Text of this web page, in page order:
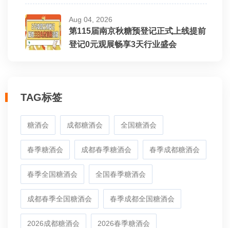
Aug 04, 2026
第115届南京秋糖预登记正式上线提前
登记0元观展畅享3天行业盛会
TAG标签
糖酒会 成都糖酒会 全国糖酒会
春季糖酒会 成都春季糖酒会 春季成都糖酒会
春季全国糖酒会 全国春季糖酒会
成都春季全国糖酒会 春季成都全国糖酒会
2026成都糖酒会 2026春季糖酒会